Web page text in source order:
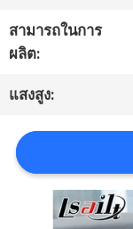
ติดต่อ
เรา
ข่าว
สามารถในการ
ผลิต:
แสงสูง: